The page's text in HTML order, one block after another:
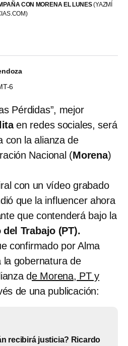
CON MORENA EL LUNES(YAZMÍ
6
Pérdidas”, mejor
en redes sociales, será
con la alianza de
Nacional (Morena)
con un vídeo grabado
que la influencer ahora
que contenderá bajo la
del Trabajo (PT).
confirmado por Alma
la gobernatura de
de Morena, PT y
de una publicación:
recibirá justicia? Ricardo